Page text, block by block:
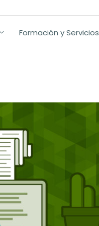
Formación y Servicios